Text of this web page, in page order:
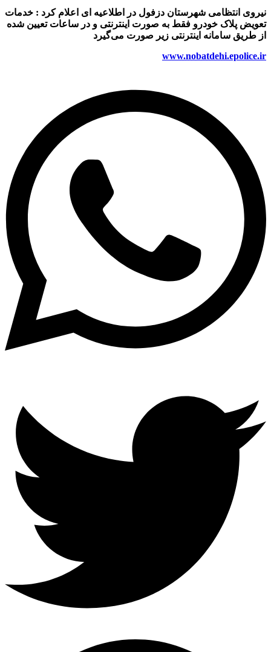
نیروی انتظامی شهرستان دزفول در اطلاعیه ای اعلام کرد : خدمات
تعویض پلاک خودرو فقط به صورت اینترنتی و در ساعات تعیین شده
از طریق سامانه اینترنتی زیر صورت می‌گیرد
www.nobatdehi.epolice.ir